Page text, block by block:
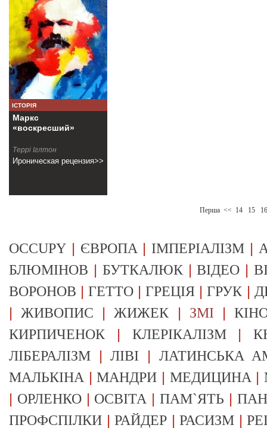
ІСТОРІЯ
Маркс
«воскресший»
Террі Іглтон
Ироническая рецензия>>
Перша << 14 15 16
OCCUPY | ЄВРОПА | ІМПЕРІАЛІЗМ |
БЛЮМІНОВ | БУТКАЛЮК|ВІДЕО |
ВОРОНОВ |ГЕТТО |ГРЕЦІЯ |ГРУК |
|ЖИВОПИС |ЖИЖЕК | ЗМІ |
КИРПИЧЕНОК | КЛЕРІКАЛІЗМ|
ЛІБЕРАЛІЗМ |ЛІВІ | ЛАТИНСЬКА
МАЛЬКІНА |МАНДРИ | МЕДИЦИНА |
| ОРЛЕНКО| ОСВІТА |ПАМ`ЯТЬ |
ПРОФСПІЛКИ |РАЙДЕР |РАСИЗМ |